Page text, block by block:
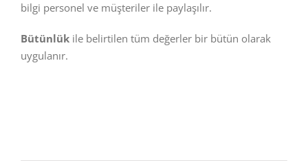
bilgi personel ve müşteriler ile paylaşılır.
Bütünlük ile belirtilen tüm değerler bir bütün olarak
uygulanır.